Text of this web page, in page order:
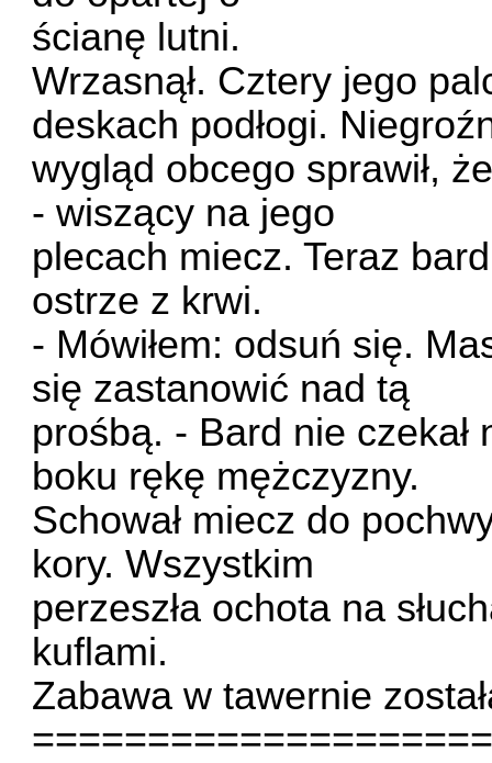
ścianę lutni.
Wrzasnął. Cztery jego
deskach podłogi.
wygląd obcego sprawił,
- wiszący na jego
plecach miecz. Teraz
ostrze z krwi.
- Mówiłem: odsuń się.
się zastanowić nad tą
prośbą. - Bard nie
boku rękę mężczyzny.
Schował miecz do
kory. Wszystkim
perzeszła ochota na
kuflami.
Zabawa w tawernie